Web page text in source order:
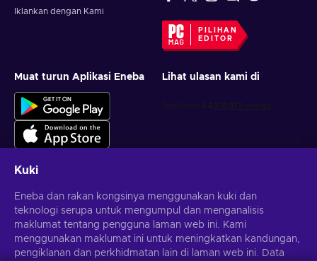
Iklankan dengan Kami
PILIHAN
EDITOR
Muat turun Aplikasi Eneba Lihat ulasan kami di
Dapatkan tawaran permainan yang diperibadikan
Langgan
Anda boleh berhenti melanggan pada bila-bila masa.Lawati notis
Kuki
Eneba dan rakan kongsinya menggunakan kuki dan
teknologi serupa untuk mengumpul dan menganalisis
maklumat tentang pengguna laman web ini. Kami
menggunakan maklumat ini untuk meningkatkan kandungan,
pengiklanan dan perkhidmatan lain di laman web ini. Data